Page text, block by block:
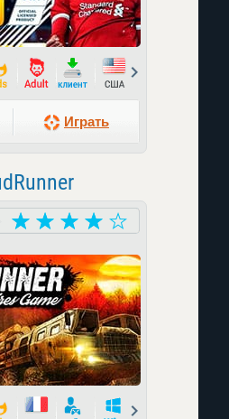
Играть